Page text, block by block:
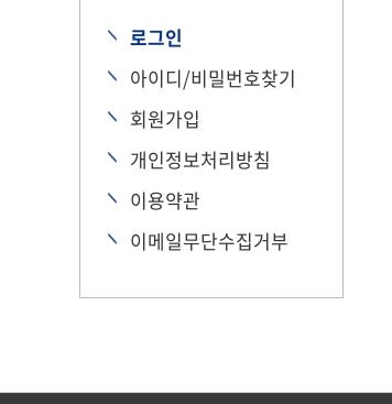
로그인
아이디/비밀번호찾기
회원가입
개인정보처리방침
이용약관
이메일무단수집거부